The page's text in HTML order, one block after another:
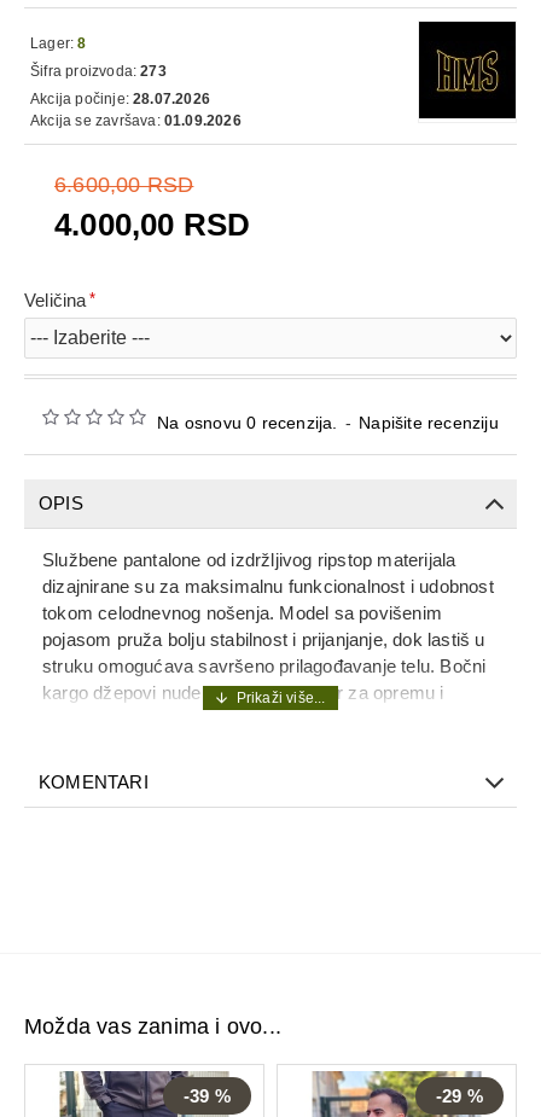
Na osnovu 0 recenzija. - Napišite recenziju
4.000,00 RSD
6.600,00 RSD
Lager: 8
Šifra proizvoda: 273
Akcija počinje: 28.07.2026
Akcija se završava: 01.09.2026
Veličina
OPIS
Službene pantalone od izdržljivog ripstop materijala
dizajnirane su za maksimalnu funkcionalnost i udobnost
tokom celodnevnog nošenja. Model sa povišenim
pojasom pruža bolju stabilnost i prijanjanje, dok lastiš u
struku omogućava savršeno prilagođavanje telu. Bočni
kargo džepovi nude praktičan prostor za opremu i
taktičku i svakodnevnu upotrebu.
KOMENTARI
Možda vas zanima i ovo...
-39 % -29 %